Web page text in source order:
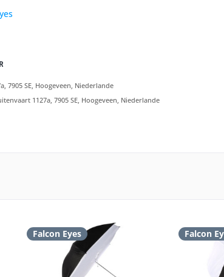
7905 SE, Hoogeveen, Niederlande
1127a, 7905 SE, Hoogeveen, Niederlande
Falcon Eyes Falcon